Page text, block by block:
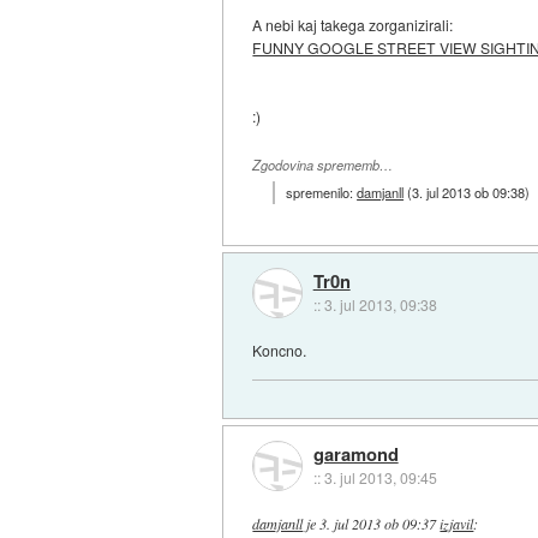
A nebi kaj takega zorganizirali:
FUNNY GOOGLE STREET VIEW
:)
Zgodovina sprememb…
spremenilo:damjanll(3. jul 2013 ob 09:38)
Tr0n
::3. jul 2013, 09:38
Koncno.
garamond
::3. jul 2013, 09:45
damjanllje 3. jul 2013 ob 09:37izjavil: